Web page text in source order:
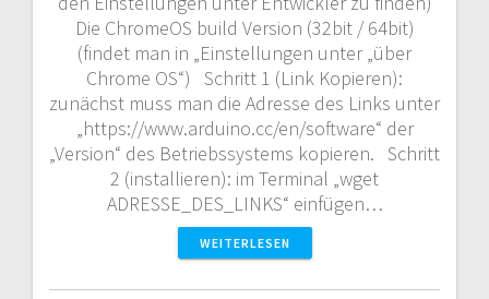
Die ChromeOS build Version (32bit / 64bit)
(findet man in „Einstellungen unter „über
Chrome OS“) Schritt 1 (Link Kopieren):
zunächst muss man die Adresse des Links unter
„https://www.arduino.cc/en/software“ der
„Version“ des Betriebssystems kopieren. Schritt
2 (installieren): im Terminal „wget
ADRESSE_DES_LINKS“ einfügen…
WEITERLESEN